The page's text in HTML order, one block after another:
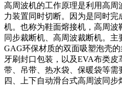
高周波机的工作原理是利用高
力装置同时切断。因为是同时
机。也称为鞋面熔接机，高周
同步裁断机、高周波裁断机。主
GAG环保材质的双面吸塑泡壳的
牙刷封口包装，以及EVA布类皮
带、吊带、热水袋、保暖袋等需
四、上下自动滑台式高周波同步